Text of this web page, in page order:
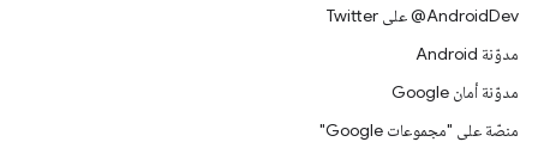
‎@AndroidDev على Twitter
مدوّنة Android
مدوّنة أمان Google
منصّة على "مجموعات Google"